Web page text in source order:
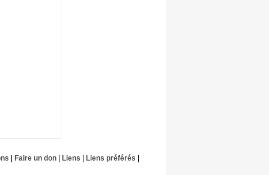
Faire un don| Liens Liens préférés